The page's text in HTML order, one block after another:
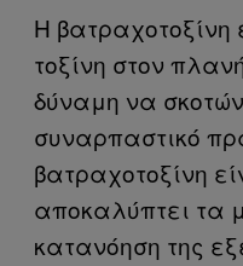
Η βατραχοτοξίνη
τοξίνη στον
δύναμη να
συναρπαστικό
βατραχοτοξίνη
αποκαλύπτει τα
κατανόηση της